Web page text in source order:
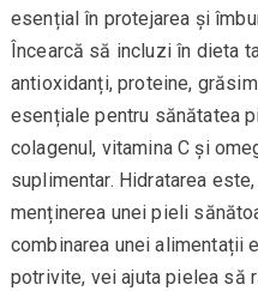
esențial în protejarea și
Încearcă să incluzi în dieta
antioxidanți, proteine,
esențiale pentru sănătatea
colagenul, vitamina C și
suplimentar. Hidratarea
menținerea unei pieli
combinarea unei alimentații
potrivite, vei ajuta pielea să